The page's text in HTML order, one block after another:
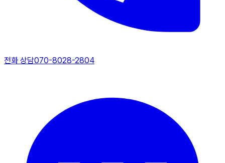
전화 상담070-8028-2804